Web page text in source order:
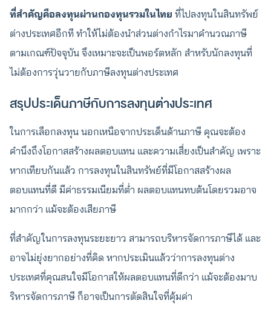
ที่สำคัญคือลงทุนผ่านกองทุนรวมในไทย ที่ไปลงทุนในสินทรัพย์
ต่างประเทศอีกที ทำให้ไม่ต้องนำส่วนต่างกำไรมาคำนวณภาษี
ตามเกณฑ์ปัจจุบัน จึงเหมาะจะเป็นพอร์ตหลัก สำหรับนักลงทุนที่
ไม่ต้องการวุ่นวายกับภาษีลงทุนต่างประเทศ
สรุปประเด็นภาษีกับการลงทุนต่างประเทศ
ในการเลือกลงทุน นอกเหนือจากประเด็นด้านภาษี คุณจะต้อง
คำนึงถึงโอกาสสร้างผลตอบแทน และความเสี่ยงเป็นสำคัญ เพราะ
หากเทียบกันแล้ว การลงทุนในสินทรัพย์ที่มีโอกาสสร้างผล
ตอบแทนที่ดี มีค่าธรรมเนียมที่ต่ำ ผลตอบแทนทบต้นโดยรวมอาจ
มากกว่า แม้จะต้องเสียภาษี
ที่สำคัญในการลงทุนระยะยาว สามารถบริหารจัดการภาษีได้ และ
อาจไม่ยุ่งยากอย่างที่คิด หากประเมินแล้วว่าการลงทุนต่าง
ประเทศที่คุณสนใจมีโอกาสให้ผลตอบแทนที่ดีกว่า แม้จะต้องมาบ
ริหารจัดการภาษี ก็อาจเป็นการตัดสินใจที่คุ้มค่า